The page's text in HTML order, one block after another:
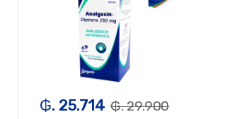
₲. 25.714 ₲. 29.900